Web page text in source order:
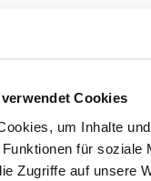
Cookies
um Inhalte
für soziale
Zugriffe auf unsere
Akustik,